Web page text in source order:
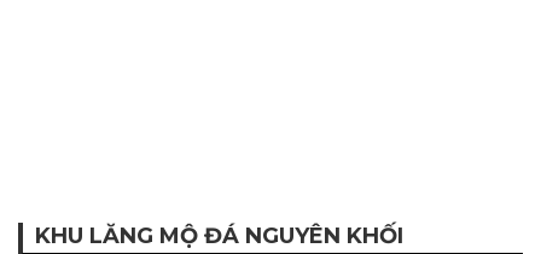
KHU LĂNG MỘ ĐÁ NGUYÊN KHỐI